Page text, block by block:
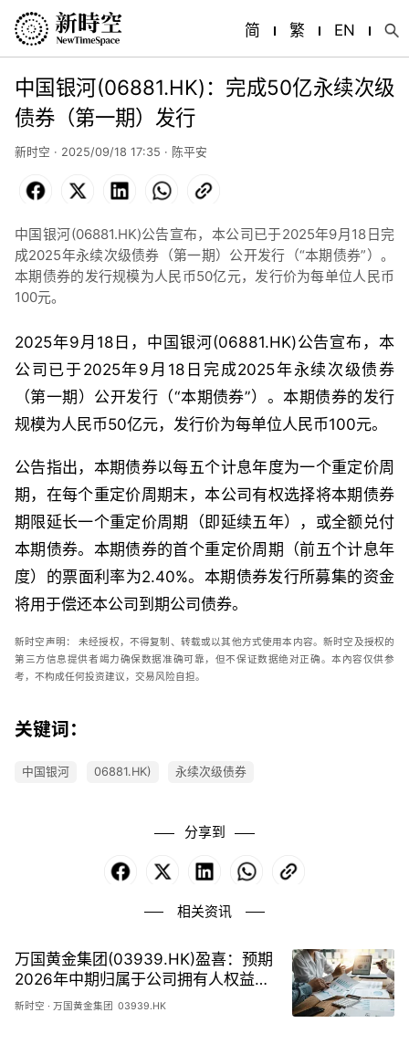
简 繁 EN
中国银河(06881.HK)：完成50亿永续次级
债券（第一期）发行
新时空 · 2025/09/18 17:35 · 陈平安
Facebook LinkedIn WhatsApp
中国银河(06881.HK)公告宣布，本公司已于2025年9月18日完
成2025年永续次级债券（第一期）公开发行（“本期债券”）。
本期债券的发行规模为人民币50亿元，发行价为每单位人民币
100元。
2025年9月 18日，中国银河(06881.HK)公告宣布，本
公司已于2025年9 月 18 日完成2025年永续次级债券
（第一期）公开发行（“本期债券”）。本期债券的发行
规模为人民币50亿元，发行价为每单位人民币100元。
公告指出， 本期债券以每五个计息年度为一个重定价周
期，在每个重定价周期末，本公司有权选择将本期债券
期限延长一个重定价周期（即延续五年），或全额兑付
本期债券。本期债券的首个重定价周期（前五个计息年
度）的票面利率为2.40%。本期债券发行所募集的资金
将用于偿还本公司到期公司债券。
新时空声明：
未经授权，不得复制、转载或以其他方式使用本内容。新时空及授权的
第三方信息提供者竭力确保数据准确可靠，但不保证数据绝对正确。本內容仅供参
考，不构成任何投资建议，交易风险自担。
关键词：
中国银河 06881.HK) 永续次级债券
分享到
Facebook LinkedIn WhatsApp
相关资讯
万国黄金集团(03939.HK)盈喜：预期
2026年中期归属于公司拥有人权益的
溢利介乎约8.8亿人民币元至9.2亿人
新时空 ·万国黄金集团 03939.HK